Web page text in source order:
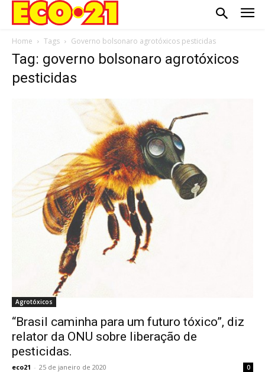
Home Tags Governo bolsonaro agrotóxicos pesticidas
Tag: governo bolsonaro agrotóxicos
pesticidas
Agrotóxicos
“Brasil caminha para um futuro tóxico”, diz
relator da ONU sobre liberação de
pesticidas.
eco21 - 25 de janeiro de 2020 0